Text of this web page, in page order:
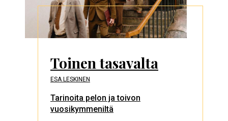
Toinen tasavalta
ESA LESKINEN
Tarinoita pelon ja toivon
vuosikymmeniltä